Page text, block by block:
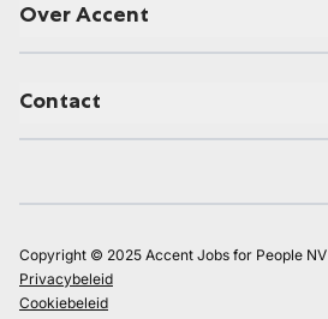
Over Accent
Contact
Copyright © 2025 Accent Jobs for People NV
Privacybeleid
Cookiebeleid